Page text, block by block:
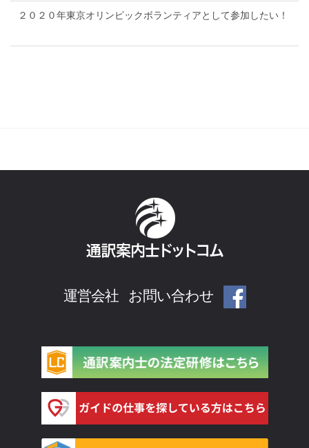
２０２０年東京オリンピックボランティアとして参加したい！
運営会社 お問い合わせ